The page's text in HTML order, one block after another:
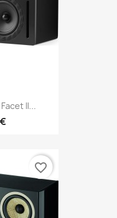
II...
favorite_border